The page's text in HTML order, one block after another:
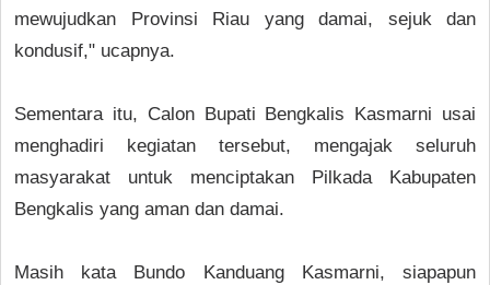
mewujudkan Provinsi Riau yang damai, sejuk dan
kondusif," ucapnya.
Sementara itu, Calon Bupati Bengkalis Kasmarni usai
menghadiri kegiatan tersebut, mengajak seluruh
masyarakat untuk menciptakan Pilkada Kabupaten
Bengkalis yang aman dan damai.
Masih kata Bundo Kanduang Kasmarni, siapapun